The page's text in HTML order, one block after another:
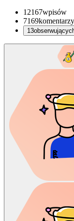
12167wpisów
7169komentarzy
13